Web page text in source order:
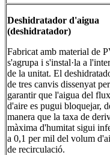
Deshidratador d'aigua
(deshidratador)
Fabricat amb material de
s'agrupa i s'instal·la a
de la unitat. El
de tres canvis dissenyat per
garantir que l'aigua del flux
d'aire es pugui bloquejar,
manera que la taxa de
màxima d'humitat sigui
a 0,1 per mil del volum
de recirculació.